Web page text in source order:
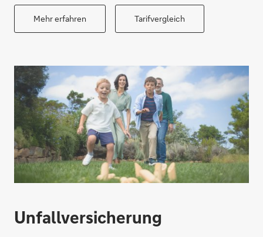
Mehr erfahren Tarifvergleich
Unfallversicherung